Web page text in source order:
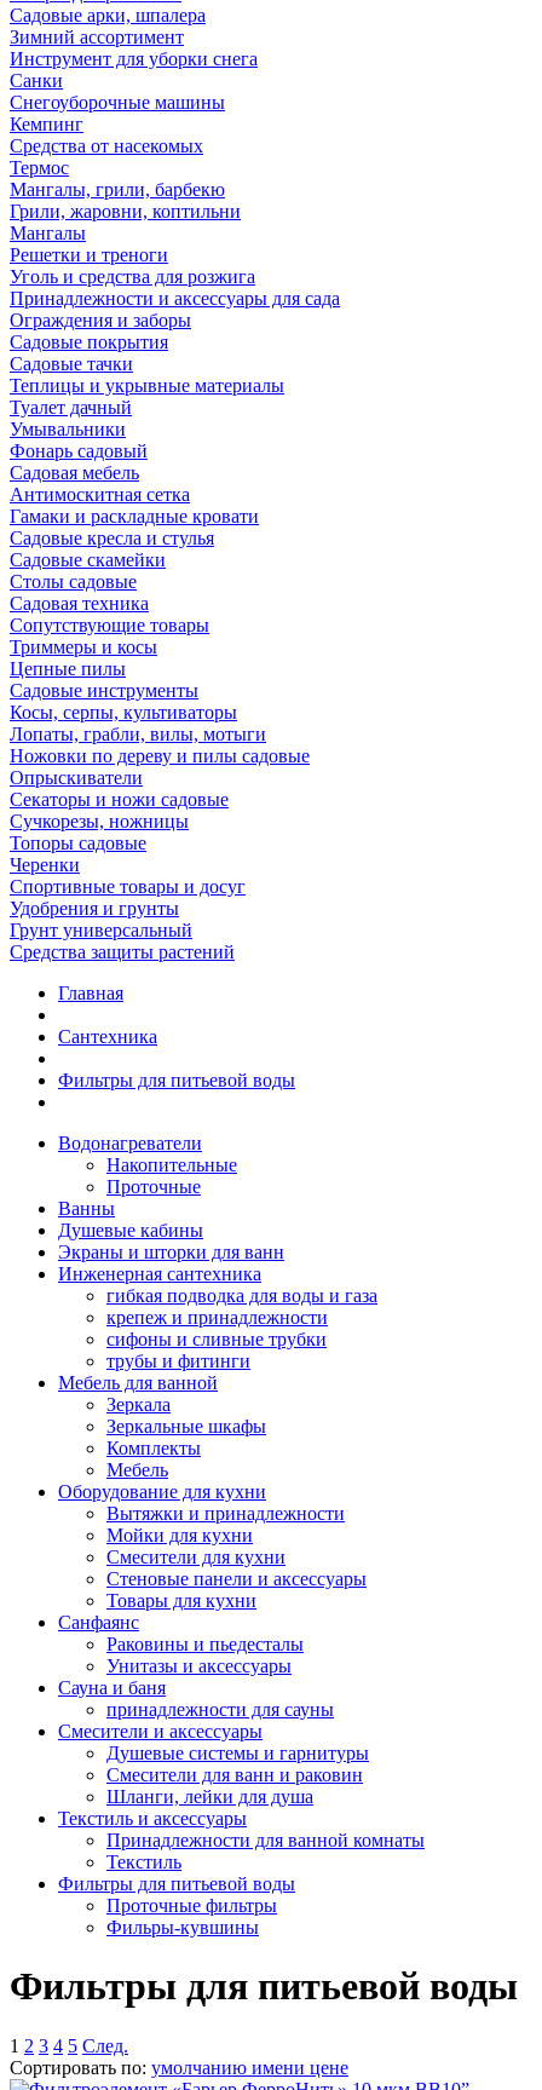
Садовые арки, шпалера
Зимний ассортимент
Инструмент для уборки снега
Санки
Снегоуборочные машины
Кемпинг
Средства от насекомых
Термос
Мангалы, грили, барбекю
Грили, жаровни, коптильни
Мангалы
Решетки и треноги
Уголь и средства для розжига
Принадлежности и аксессуары для сада
Ограждения и заборы
Садовые покрытия
Садовые тачки
Теплицы и укрывные материалы
Туалет дачный
Умывальники
Фонарь садовый
Садовая мебель
Антимоскитная сетка
Гамаки и раскладные кровати
Садовые кресла и стулья
Садовые скамейки
Столы садовые
Садовая техника
Сопутствующие товары
Триммеры и косы
Цепные пилы
Садовые инструменты
Косы, серпы, культиваторы
Лопаты, грабли, вилы, мотыги
Ножовки по дереву и пилы садовые
Опрыскиватели
Секаторы и ножи садовые
Сучкорезы, ножницы
Топоры садовые
Черенки
Спортивные товары и досуг
Удобрения и грунты
Грунт универсальный
Средства защиты растений
Главная
Сантехника
Фильтры для питьевой воды
Водонагреватели
Накопительные
Проточные
Ванны
Душевые кабины
Экраны и шторки для ванн
Инженерная сантехника
гибкая подводка для воды и газа
крепеж и принадлежности
сифоны и сливные трубки
трубы и фитинги
Мебель для ванной
Зеркала
Зеркальные шкафы
Комплекты
Мебель
Оборудование для кухни
Вытяжки и принадлежности
Мойки для кухни
Смесители для кухни
Стеновые панели и аксессуары
Товары для кухни
Санфаянс
Раковины и пьедесталы
Унитазы и аксессуары
Сауна и баня
принадлежности для сауны
Смесители и аксессуары
Душевые системы и гарнитуры
Смесители для ванн и раковин
Шланги, лейки для душа
Текстиль и аксессуары
Принадлежности для ванной комнаты
Текстиль
Фильтры для питьевой воды
Проточные фильтры
Фильры-кувшины
Фильтры для питьевой воды
1 2 3 4 5 След.
Сортировать по: умолчанию имени цене